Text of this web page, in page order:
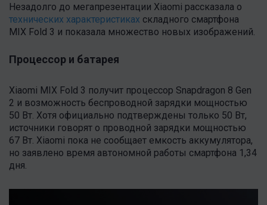
Незадолго до мегапрезентации Xiaomi рассказала о
технических характеристиках складного смартфона
MIX Fold 3 и показала множество новых изображений.
Процессор и батарея
Xiaomi MIX Fold 3 получит процессор Snapdragon 8 Gen
2 и возможность беспроводной зарядки мощностью
50 Вт. Хотя официально подтверждены только 50 Вт,
источники говорят о проводной зарядки мощностью
67 Вт. Xiaomi пока не сообщает емкость аккумулятора,
но заявлено время автономной работы смартфона 1,34
дня.